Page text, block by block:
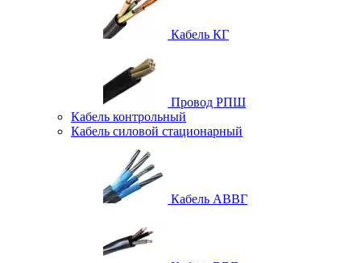
Кабель КГ
Провод РПШ
Кабель контрольный
Кабель силовой стационарный
Кабель АВВГ